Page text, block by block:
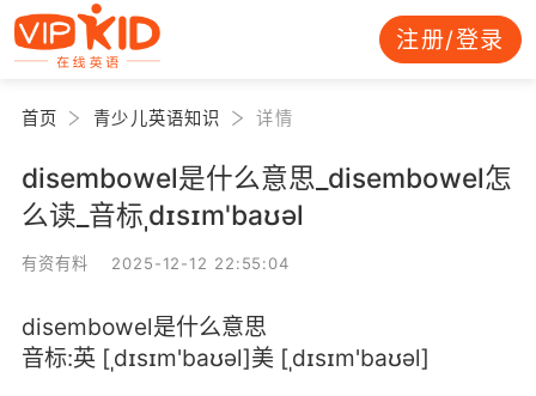
注册/登录
首页 青少儿英语知识 详情
disembowel是什么意思_disembowel怎
么读_音标ˌdɪsɪm'baʊəl
有资有料 2025-12-12 22:55:04
disembowel是什么意思
音标:英 [ˌdɪsɪm'baʊəl]美 [ˌdɪsɪm'baʊəl]